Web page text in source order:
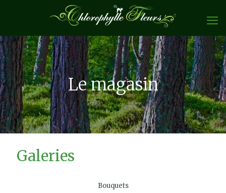
Le magasin
Galeries
Bouquets